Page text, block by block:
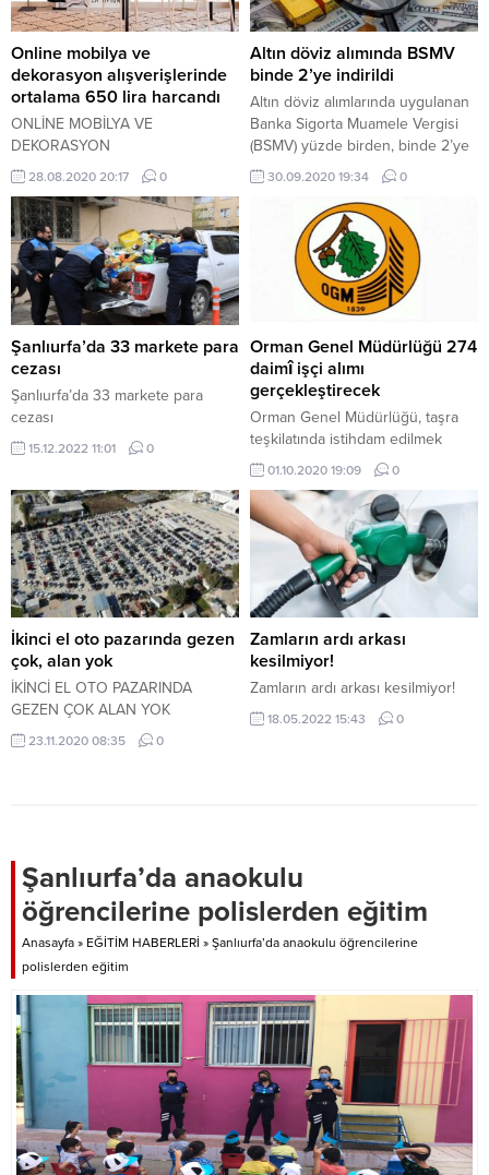
Online mobilya ve
dekorasyon alışverişlerinde
ortalama 650 lira harcandı
ONLİNE MOBİLYA VE
DEKORASYON
ALIŞVERİŞLERİNDE ORTALAMA
650 LİRA HARCANDI
28.08.2020 20:17 0
Altın döviz alımında BSMV
binde 2’ye indirildi
Altın döviz alımlarında uygulanan
Banka Sigorta Muamele Vergisi
(BSMV) yüzde birden, binde 2’ye
düşürüldü.
30.09.2020 19:34 0
Şanlıurfa’da 33 markete para
cezası
Şanlıurfa’da 33 markete para
cezası
15.12.2022 11:01 0
Orman Genel Müdürlüğü 274
daimî işçi alımı
gerçekleştirecek
Orman Genel Müdürlüğü, taşra
teşkilatında istihdam edilmek
üzere, çeşitli mesleklerden
toplamda 274 daimî işçi alımını
İŞKUR üzerinden
gerçekleştireceğini açıkladı.
01.10.2020 19:09 0
İkinci el oto pazarında gezen
çok, alan yok
İKİNCİ EL OTO PAZARINDA
GEZEN ÇOK ALAN YOK
23.11.2020 08:35 0
Zamların ardı arkası
kesilmiyor!
Zamların ardı arkası kesilmiyor!
18.05.2022 15:43 0
Şanlıurfa’da anaokulu
öğrencilerine polislerden eğitim
Anasayfa » EĞİTİM HABERLERİ » Şanlıurfa’da anaokulu öğrencilerine
polislerden eğitim